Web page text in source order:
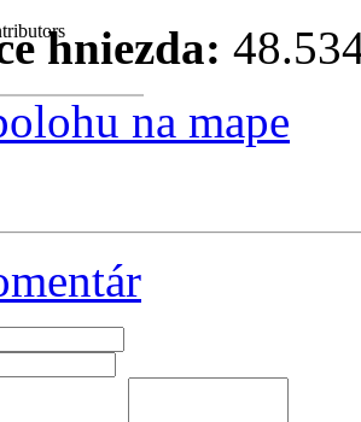
hniezda:
na mape